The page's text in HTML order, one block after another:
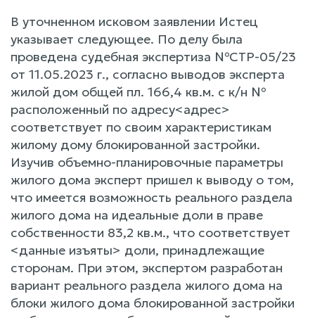
В уточненном исковом заявлении Истец
указывает следующее. По делу была
проведена судебная экспертиза №СТР-05/23
от 11.05.2023 г., согласно выводов эксперта
жилой дом общей пл. 166,4 кв.м. с к/н №
расположенный по адресу<адрес>
соответствует по своим характеристикам
жилому дому блокированной застройки.
Изучив объемно-планировочные параметры
жилого дома эксперт пришел к выводу о том,
что имеется возможность реального раздела
жилого дома на идеальные доли в праве
собственности 83,2 кв.м., что соответствует
<данные изъяты> доли, принадлежащие
сторонам. При этом, экспертом разработан
вариант реального раздела жилого дома на
блоки жилого дома блокированной застройки